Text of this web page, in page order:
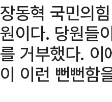
장동혁 국민의
원이다. 당원들
를 거부했다.
이 이런 뻔뻔함